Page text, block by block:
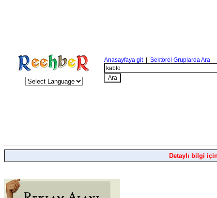
Anasayfaya git| Sektörel Gruplarda Ara
Detaylı bilgi